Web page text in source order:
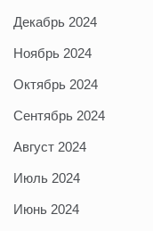
Декабрь 2024
Ноябрь 2024
Октябрь 2024
Сентябрь 2024
Август 2024
Июль 2024
Июнь 2024